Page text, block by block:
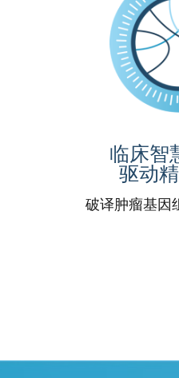
临床智
驱动
破译肿瘤基因